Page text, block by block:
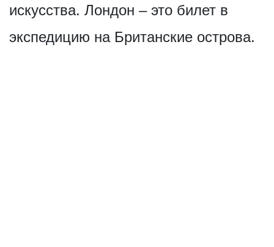
искусства. Лондон – это билет в
экспедицию на Британские острова.